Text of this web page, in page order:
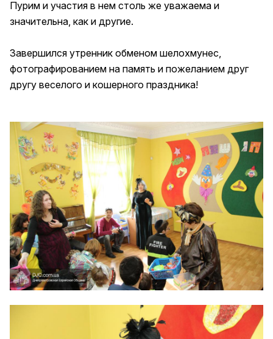
Пурим и участия в нем столь же уважаема и
значительна, как и другие.
Завершился утренник обменом шелохмунес,
фотографированием на память и пожеланием друг
другу веселого и кошерного праздника!